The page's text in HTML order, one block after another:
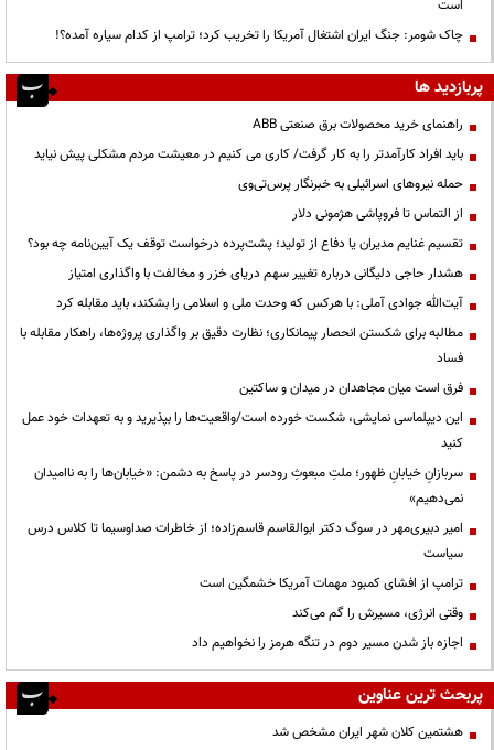
است
چاک شومر: جنگ ایران اشتغال آمریکا را تخریب کرد؛ ترامپ از کدام سیاره آمده؟!
پربازدید ها
راهنمای خرید محصولات برق صنعتی ABB
باید افراد کارآمدتر را به کار گرفت/ کاری می کنیم در معیشت مردم مشکلی پیش نیاید
حمله نیروهای اسرائیلی به خبرنگار پرس‌تی‌وی
از التماس تا فروپاشی هژمونی دلار
تقسیم غنایم مدیران یا دفاع از تولید؛ پشت‌پرده درخواست توقف یک آیین‌نامه چه بود؟
هشدار حاجی دلیگانی درباره تغییر سهم دریای خزر و مخالفت با واگذاری امتیاز
آیت‌الله جوادی آملی: با هرکس که وحدت ملی و اسلامی را بشکند، باید مقابله کرد
مطالبه برای شکستن انحصار پیمانکاری؛ نظارت دقیق بر واگذاری پروژه‌ها، راهکار مقابله با
فساد
فرق است میان مجاهدان در میدان و ساکتین
این دیپلماسی نمایشی، شکست خورده است/واقعیت‌ها را بپذیرید و به تعهدات خود عمل
کنید
سربازانِ خیابانِ ظهور؛ ملتِ مبعوثِ رودسر در پاسخ به دشمن: «خیابان‌ها را به ناامیدان
نمی‌دهیم»
امیر دبیری‌مهر در سوگ دکتر ابوالقاسم قاسم‌زاده؛ از خاطرات صداوسیما تا کلاس درس
سیاست
ترامپ از افشای کمبود مهمات آمریکا خشمگین است
وقتی انرژی، مسیرش را گم می‌کند
اجازه باز شدن مسیر دوم در تنگه هرمز را نخواهیم داد
پربحث ترین عناوین
هشتمین کلان شهر ایران مشخص شد